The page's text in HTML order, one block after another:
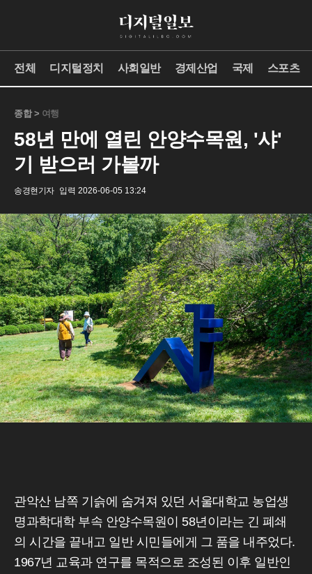
전체 디지털정치 사회일반 경제산업 국제 스포츠
종합 > 여행
58년 만에 열린 안양수목원, '샤'
기 받으러 가볼까
송경현기자 입력 2026-06-05 13:24
관악산 남쪽 기슭에 숨겨져 있던 서울대학교 농업생
명과학대학 부속 안양수목원이 58년이라는 긴 폐쇄
의 시간을 끝내고 일반 시민들에게 그 품을 내주었다.
1967년 교육과 연구를 목적으로 조성된 이후 일반인